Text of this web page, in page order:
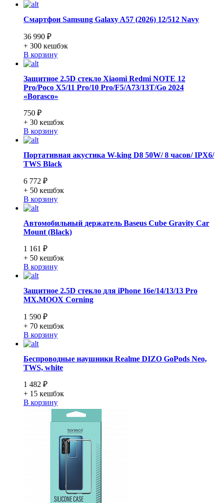
Смартфон Samsung Galaxy A57 (2026) 12/512 Navy
36 990 ₽
+ 300 кешбэк
В корзину
Защитное 2.5D стекло Xiaomi Redmi NOTE 12
Pro/Poco X5/11 Pro/10 Pro/F5/A73/13T/Go 2024
«Borasco»
750 ₽
+ 30 кешбэк
В корзину
Портативная акустика W-king D8 50W/ 8 часов/ IPX6/
TWS Black
6 772 ₽
+ 50 кешбэк
В корзину
Автомобильный держатель Baseus Cube Gravity Car
Mount (Black)
1 161 ₽
+ 50 кешбэк
В корзину
Защитное 2.5D стекло для iPhone 16e/14/13/13 Pro
MX.MOOX Corning
1 590 ₽
+ 70 кешбэк
В корзину
Беспроводные наушники Realme DIZO GoPods Neo,
TWS, white
1 482 ₽
+ 15 кешбэк
В корзину